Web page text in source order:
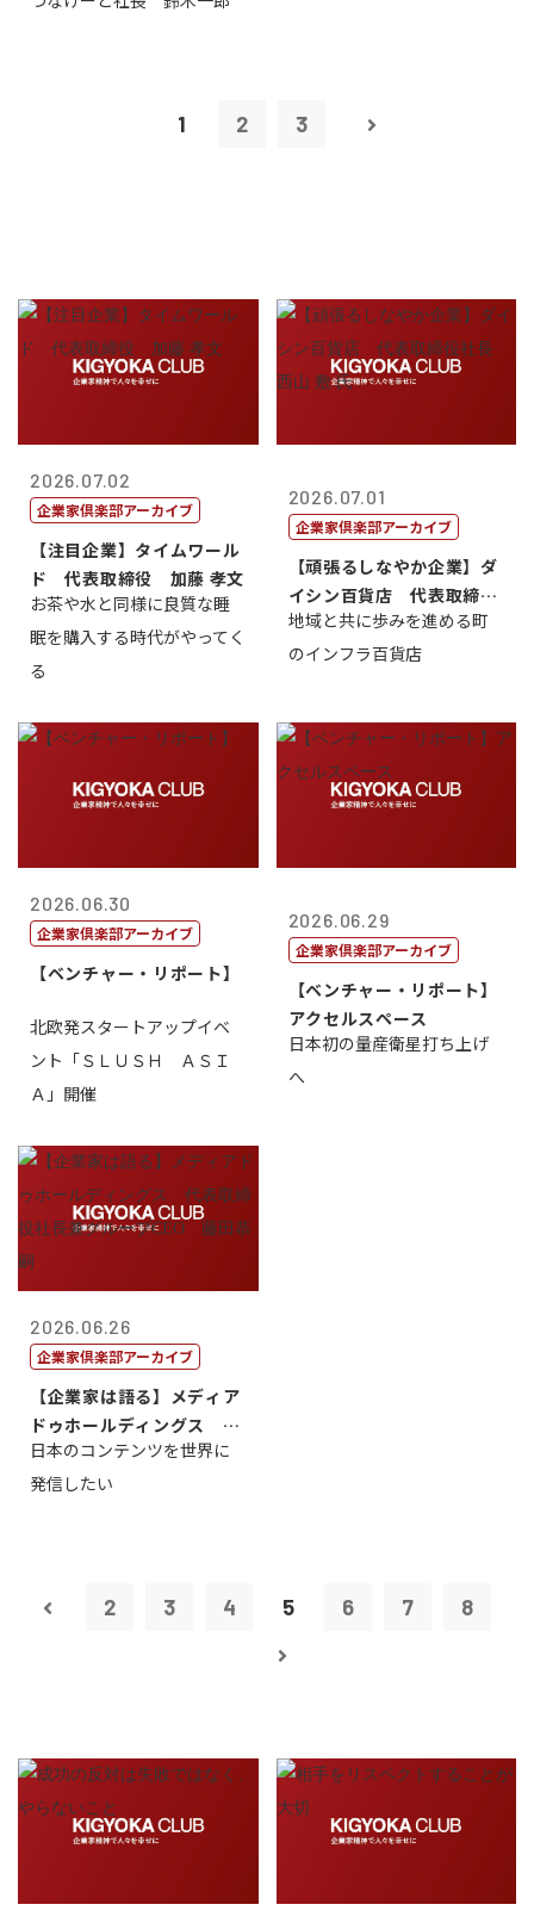
1 2 3
2026.07.02
企業家倶楽部アーカイブ
【注目企業】タイムワール
ド 代表取締役 加藤 孝文
お茶や水と同様に良質な睡
眠を購入する時代がやってく
る
2026.07.01
企業家倶楽部アーカイブ
【頑張るしなやか企業】ダ
イシン百貨店 代表取締役
社長 西山 ...
地域と共に歩みを進める町
のインフラ百貨店
2026.06.30
企業家倶楽部アーカイブ
【ベンチャー・リポート】
北欧発スタートアップイベ
ント「ＳＬＵＳＨ ＡＳＩ
Ａ」開催
2026.06.29
企業家倶楽部アーカイブ
【ベンチャー・リポート】
アクセルスペース
日本初の量産衛星打ち上げ
へ
2026.06.26
企業家倶楽部アーカイブ
【企業家は語る】メディア
ドゥホールディングス 代
表取締役社長...
日本のコンテンツを世界に
発信したい
2 3 4 5 6 7 8